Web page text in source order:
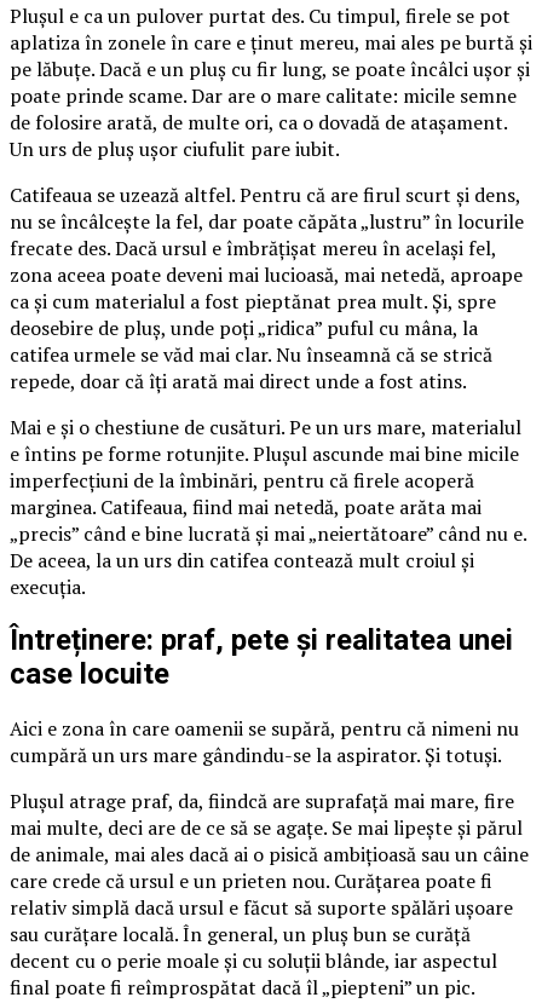
Plușul e ca un pulover purtat des. Cu timpul, firele se pot
aplatiza în zonele în care e ținut mereu, mai ales pe burtă și
pe lăbuțe. Dacă e un pluș cu fir lung, se poate încâlci ușor și
poate prinde scame. Dar are o mare calitate: micile semne
de folosire arată, de multe ori, ca o dovadă de atașament.
Un urs de pluș ușor ciufulit pare iubit.
Catifeaua se uzează altfel. Pentru că are firul scurt și dens,
nu se încâlcește la fel, dar poate căpăta „lustru” în locurile
frecate des. Dacă ursul e îmbrățișat mereu în același fel,
zona aceea poate deveni mai lucioasă, mai netedă, aproape
ca și cum materialul a fost pieptănat prea mult. Și, spre
deosebire de pluș, unde poți „ridica” puful cu mâna, la
catifea urmele se văd mai clar. Nu înseamnă că se strică
repede, doar că îți arată mai direct unde a fost atins.
Mai e și o chestiune de cusături. Pe un urs mare, materialul
e întins pe forme rotunjite. Plușul ascunde mai bine micile
imperfecțiuni de la îmbinări, pentru că firele acoperă
marginea. Catifeaua, fiind mai netedă, poate arăta mai
„precis” când e bine lucrată și mai „neiertătoare” când nu e.
De aceea, la un urs din catifea contează mult croiul și
execuția.
Întreținere: praf, pete și realitatea unei
case locuite
Aici e zona în care oamenii se supără, pentru că nimeni nu
cumpără un urs mare gândindu-se la aspirator. Și totuși.
Plușul atrage praf, da, fiindcă are suprafață mai mare, fire
mai multe, deci are de ce să se agațe. Se mai lipește și părul
de animale, mai ales dacă ai o pisică ambițioasă sau un câine
care crede că ursul e un prieten nou. Curățarea poate fi
relativ simplă dacă ursul e făcut să suporte spălări ușoare
sau curățare locală. În general, un pluș bun se curăță
decent cu o perie moale și cu soluții blânde, iar aspectul
final poate fi reîmprospătat dacă îl „piepteni” un pic.